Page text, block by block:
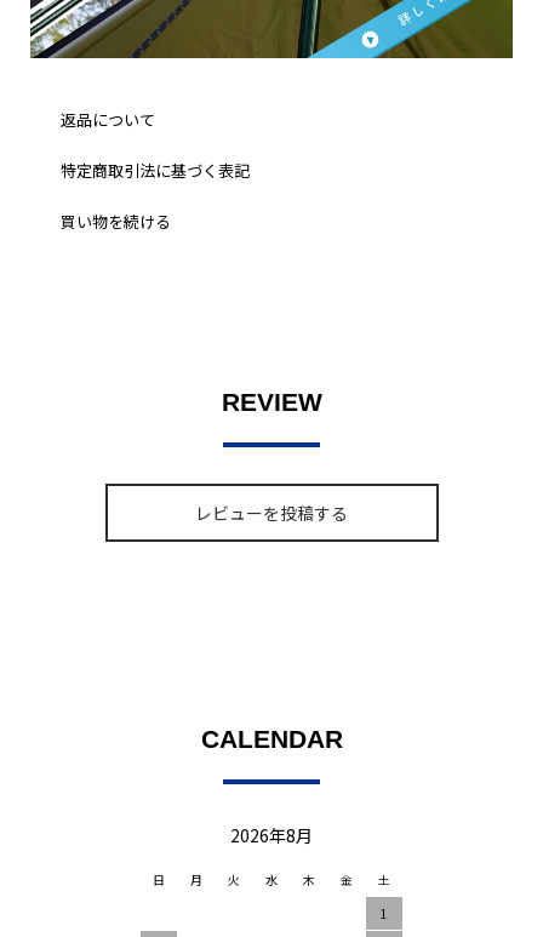
返品について
特定商取引法に基づく表記
買い物を続ける
REVIEW
レビューを投稿する
CALENDAR
2026年8月
日 月 火 水 木 金
土
1